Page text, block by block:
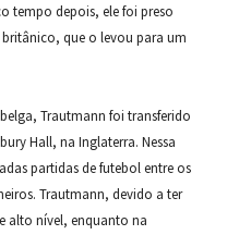
tempo depois, ele foi preso
que o levou para um
Trautmann foi transferido
Hall, na Inglaterra. Nessa
partidas de futebol entre os
Trautmann, devido a ter
alto nível, enquanto na